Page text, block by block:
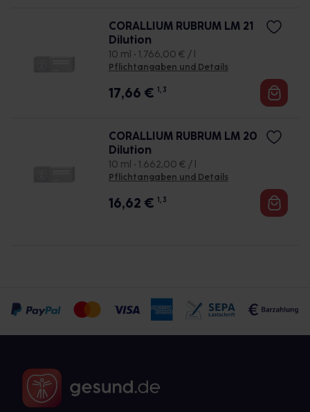
CORALLIUM RUBRUM LM 21
Dilution
10 ml • 1.766,00 € / l
Pflichtangaben und Details
17,66 € 1, 3
CORALLIUM RUBRUM LM 20
Dilution
10 ml • 1.662,00 € / l
Pflichtangaben und Details
16,62 € 1, 3